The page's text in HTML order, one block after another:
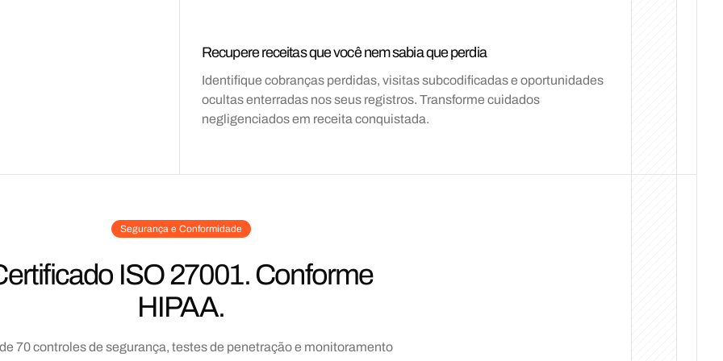
Recupere receitas que você nem sabia que perdia
Identifique cobranças perdidas, visitas subcodificadas e oportunidades
ocultas enterradas nos seus registros. Transforme cuidados
negligenciados em receita conquistada.
Segurança e Conformidade
ISO 27001. Conforme
HIPAA.
70 controles de segurança, testes de penetração e monitoramento